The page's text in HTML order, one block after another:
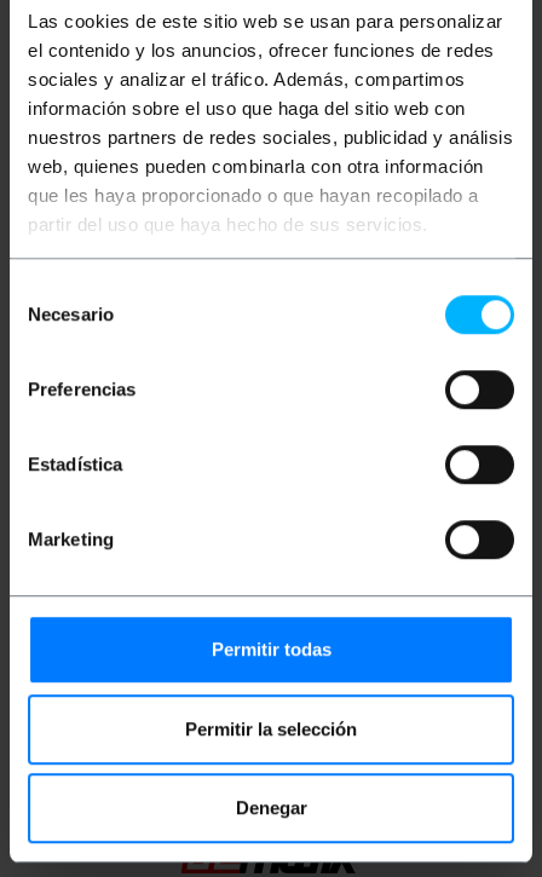
Las cookies de este sitio web se usan para personalizar
el contenido y los anuncios, ofrecer funciones de redes
sociales y analizar el tráfico. Además, compartimos
información sobre el uso que haga del sitio web con
nuestros partners de redes sociales, publicidad y análisis
web, quienes pueden combinarla con otra información
que les haya proporcionado o que hayan recopilado a
partir del uso que haya hecho de sus servicios.
Necesario
Preferencias
Estadística
Marketing
Permitir todas
Permitir la selección
Denegar
Cavo di alimentazione 3x1,5 mm² con spine tripolari
a entrambe le estremità. Un'estremità presenta un
connettore SCHUKO (femmina) e l'altra un
connettore IEC60320-C14 (maschio). Ideale per l'uso
con UPS per collegare apparecchiature elettriche
con spina standard. Lunghezza del cavo: 20 cm.
Specifiche
Cavo di alimentazione con connettori
SCHUKO femmina a IEC60320-C14 maschio.
Sezione del cavo: 3x1,5 mm².
Ideale per collegare apparecchiature con spina
standard a UPS o alimentatori con uscita C14.
Design compatto per evitare cavi in eccesso
Colore: nero:
Misure e pesi
Peso lordo: 140 g
Numero di pacchi: 1
Dimensioni del pacchi: 20.0 x 18.0 x 5.0 cm
Classificazione